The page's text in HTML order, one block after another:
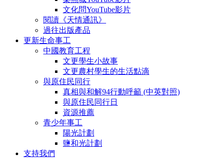
文化問YouTube影片
閱讀《天情通訊》
過往出版產品
更新生命事工
中國教育工程
文更學生小故事
文更農村學生的生活點滴
與原住民同行
真相與和解94行動呼籲 (中英對照)
與原住民同行日
資源推薦
青少年事工
陽光計劃
鹽和光計劃
支持我們